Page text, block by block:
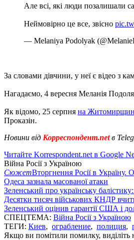
Але всі, які люди позалишали
Неймовірно це все, звісно
— Melaniya Podolyak
За словами дівчини, у неї є відео з
Нагадаємо, 4 вересня Меланія
Як відомо, 25 серпня на Житомирщині
Проказін.
Новини від Корреспондент.netв
Читайте Korrespondent.net в Google
Війна Росії з Україною
СюжетВторгнення Росії в Україну.
Одеса зазнала масованої атаки
Зеленський про українську
Десятки тисяч військових КНДР
Зеленський оцінив гарантії США і
СПЕЦТЕМА: Війна Росії з Україною
ТЕГИ: Киев, ограбление, полиция,
Якщо ви помітили помилку, виділіть